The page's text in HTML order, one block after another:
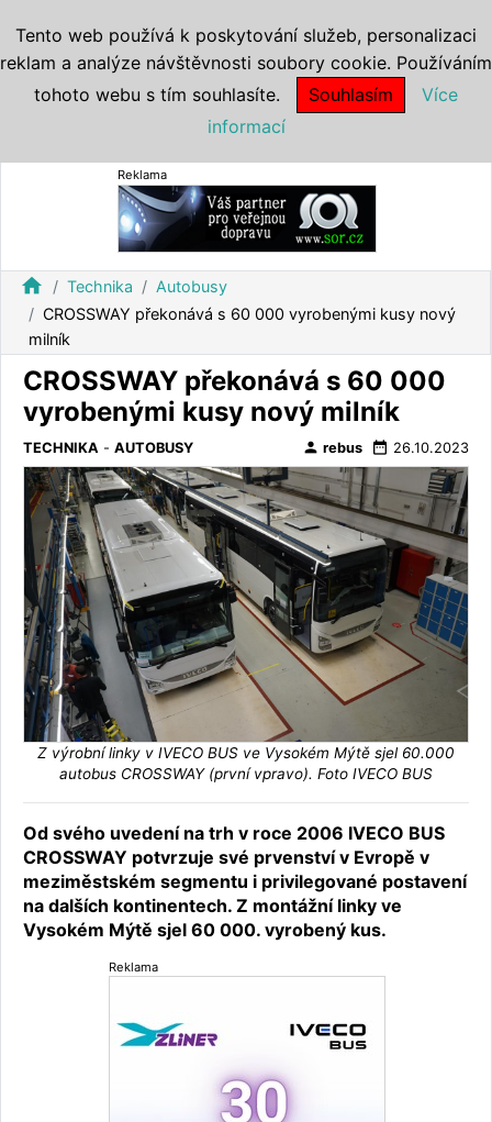
Reklama
home Technika
Autobusy
CROSSWAY překonává s 60 000 vyrobenými kusy nový
milník
CROSSWAY překonává s 60 000
vyrobenými kusy nový milník
TECHNIKA - AUTOBUSY person rebus date_range 26.10.2023
Z výrobní linky v IVECO BUS ve Vysokém Mýtě sjel 60.000
autobus CROSSWAY (první vpravo). Foto IVECO BUS
Od svého uvedení na trh v roce 2006 IVECO BUS
CROSSWAY potvrzuje své prvenství v Evropě v
meziměstském segmentu i privilegované postavení
na dalších kontinentech. Z montážní linky ve
Vysokém Mýtě sjel 60 000. vyrobený kus.
Reklama
Tento web používá k poskytování služeb, personalizaci
reklam a analýze návštěvnosti soubory cookie. Používáním
tohoto webu s tím souhlasíte.
Souhlasím
Více
informací